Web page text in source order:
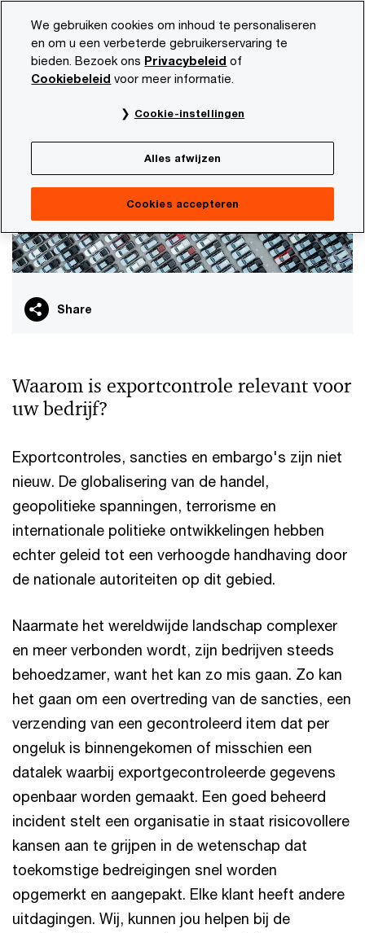
content
footer
PwC NL Onze dienstverlening Tax
Exportcontroles en sancties
Share
Waarom is exportcontrole relevant voor
uw bedrijf?
Exportcontroles, sancties en embargo's zijn niet
nieuw. De globalisering van de handel,
geopolitieke spanningen, terrorisme en
internationale politieke ontwikkelingen hebben
echter geleid tot een verhoogde handhaving door
de nationale autoriteiten op dit gebied.
Naarmate het wereldwijde landschap complexer
en meer verbonden wordt, zijn bedrijven steeds
behoedzamer, want het kan zo mis gaan. Zo kan
het gaan om een ​​overtreding van de sancties, een
verzending van een gecontroleerd item dat per
ongeluk is binnengekomen of misschien een
datalek waarbij exportgecontroleerde gegevens
openbaar worden gemaakt. Een goed beheerd
incident stelt een organisatie in staat risicovollere
kansen aan te grijpen in de wetenschap dat
toekomstige bedreigingen snel worden
opgemerkt en aangepakt. Elke klant heeft andere
uitdagingen. Wij, kunnen jou helpen bij de
We gebruiken cookies om inhoud te personaliseren
en om u een verbeterde gebruikerservaring te
bieden. Bezoek ons Privacybeleid of
Cookiebeleid voor meer informatie.
Cookie-instellingen
Alles afwijzen
Cookies accepteren